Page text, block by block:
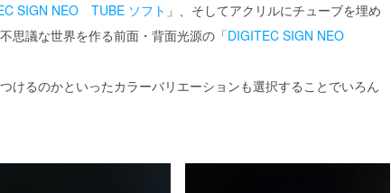
SIGN NEO TUBE ソフト 」、そしてアクリルにチューブを埋め
思議な世界を作る前面・背面光源の「DIGITEC SIGN NEO
けるのかといったカラーバリエーションも選択することでいろん